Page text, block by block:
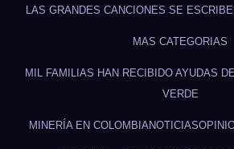
LAS GRANDES CANCIONES SE
MAS CATEGORIAS
MIL FAMILIAS HAN RECIBIDO AYUDAS
VERDE
MINERÍA EN COLOMBIANOTICIAS